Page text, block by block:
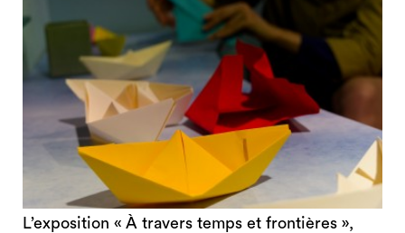
L’exposition « À travers temps et frontières »,